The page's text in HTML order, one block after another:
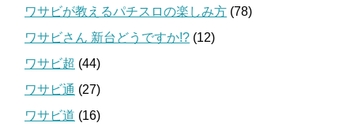
ワサビが教えるパチスロの楽しみ方 (78)
ワサビさん 新台どうですか!? (12)
ワサビ超 (44)
ワサビ通 (27)
ワサビ道 (16)